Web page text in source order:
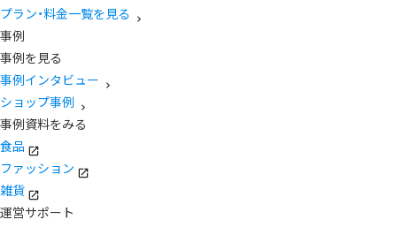
プラン・料金一覧を見る
事例
事例を見る
事例インタビュー
ショップ事例
事例資料をみる
食品
ファッション
雑貨
運営サポート